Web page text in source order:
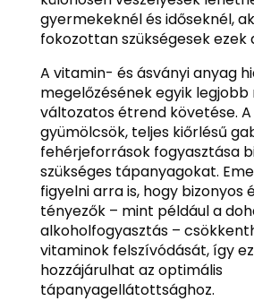
gyermekeknél és időseknél,
fokozottan szükségesek ezek
A vitamin- és ásványi anyag
megelőzésének egyik legjobb
változatos étrend követése. A
gyümölcsök, teljes kiőrlésű
fehérjeforrások fogyasztása
szükséges tápanyagokat.
figyelni arra is, hogy bizonyos
tényezők – mint például a
alkoholfogyasztás –
vitaminok felszívódását, így
hozzájárulhat az optimális
tápanyagellátottsághoz.